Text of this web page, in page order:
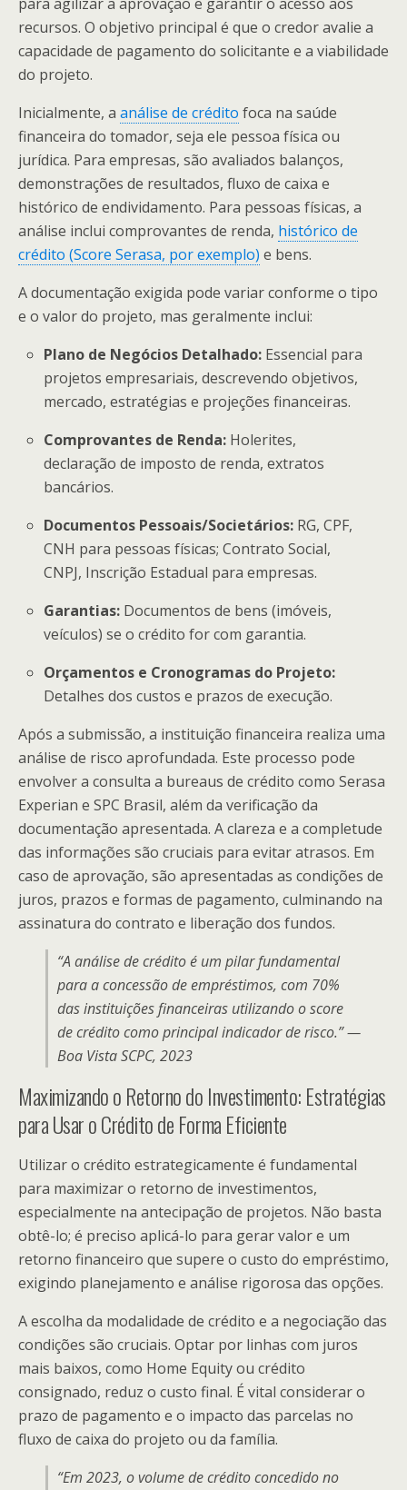
recursos. O objetivo principal é que o credor avalie a
capacidade de pagamento do solicitante e a viabilidade
do projeto.
Inicialmente, a análise de crédito foca na saúde
financeira do tomador, seja ele pessoa física ou
jurídica. Para empresas, são avaliados balanços,
demonstrações de resultados, fluxo de caixa e
histórico de endividamento. Para pessoas físicas, a
análise inclui comprovantes de renda, histórico de
crédito (Score Serasa, por exemplo) e bens.
A documentação exigida pode variar conforme o tipo
e o valor do projeto, mas geralmente inclui:
Plano de Negócios Detalhado: Essencial para
projetos empresariais, descrevendo objetivos,
mercado, estratégias e projeções financeiras.
Comprovantes de Renda: Holerites,
declaração de imposto de renda, extratos
bancários.
Documentos Pessoais/Societários: RG, CPF,
CNH para pessoas físicas; Contrato Social,
CNPJ, Inscrição Estadual para empresas.
Garantias: Documentos de bens (imóveis,
veículos) se o crédito for com garantia.
Orçamentos e Cronogramas do Projeto:
Detalhes dos custos e prazos de execução.
Após a submissão, a instituição financeira realiza uma
análise de risco aprofundada. Este processo pode
envolver a consulta a bureaus de crédito como Serasa
Experian e SPC Brasil, além da verificação da
documentação apresentada. A clareza e a completude
das informações são cruciais para evitar atrasos. Em
caso de aprovação, são apresentadas as condições de
juros, prazos e formas de pagamento, culminando na
assinatura do contrato e liberação dos fundos.
“A análise de crédito é um pilar fundamental
para a concessão de empréstimos, com 70%
das instituições financeiras utilizando o score
de crédito como principal indicador de risco.” —
Boa Vista SCPC, 2023
Maximizando o Retorno do Investimento: Estratégias
para Usar o Crédito de Forma Eficiente
Utilizar o crédito estrategicamente é fundamental
para maximizar o retorno de investimentos,
especialmente na antecipação de projetos. Não basta
obtê-lo; é preciso aplicá-lo para gerar valor e um
retorno financeiro que supere o custo do empréstimo,
exigindo planejamento e análise rigorosa das opções.
A escolha da modalidade de crédito e a negociação das
condições são cruciais. Optar por linhas com juros
mais baixos, como Home Equity ou crédito
consignado, reduz o custo final. É vital considerar o
prazo de pagamento e o impacto das parcelas no
fluxo de caixa do projeto ou da família.
“Em 2023, o volume de crédito concedido no